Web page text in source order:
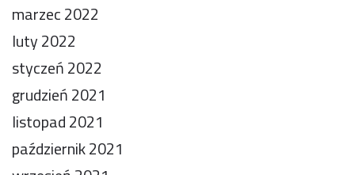
marzec 2022
luty 2022
styczeń 2022
grudzień 2021
listopad 2021
październik 2021